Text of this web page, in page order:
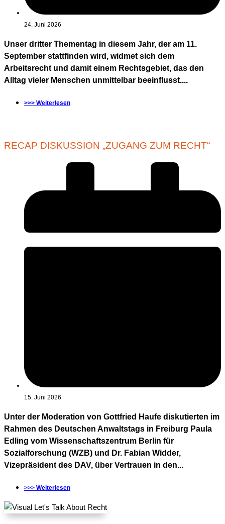
24. Juni 2026
Unser dritter Thementag in diesem Jahr, der am 11.
September stattfinden wird, widmet sich dem
Arbeitsrecht und damit einem Rechtsgebiet, das den
Alltag vieler Menschen unmittelbar beeinflusst....
>>> Weiterlesen
RECAP DISKUSSION „ZUGANG ZUM RECHT“
15. Juni 2026
Unter der Moderation von Gottfried Haufe diskutierten im
Rahmen des Deutschen Anwaltstags in Freiburg Paula
Edling vom Wissenschaftszentrum Berlin für
Sozialforschung (WZB) und Dr. Fabian Widder,
Vizepräsident des DAV, über Vertrauen in den...
>>> Weiterlesen